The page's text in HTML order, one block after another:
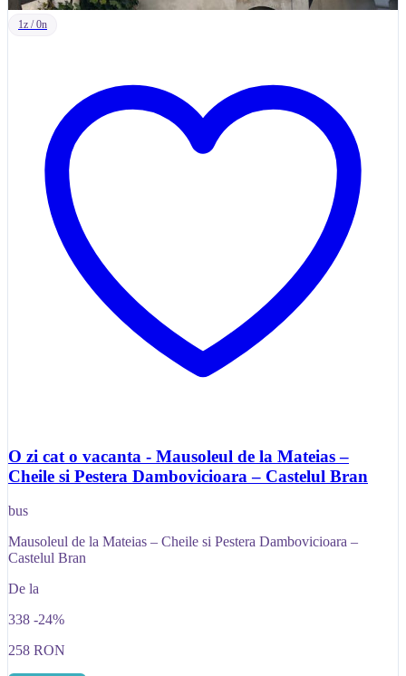
1z / 0n
O zi cat o vacanta - Mausoleul de la Mateias –
Cheile si Pestera Dambovicioara – Castelul Bran
bus
Mausoleul de la Mateias – Cheile si Pestera Dambovicioara –
Castelul Bran
De la
338 -24%
258 RON